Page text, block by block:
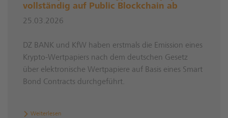
vollständig auf Public Blockchain ab
25.03.2026
DZ BANK und KfW haben erstmals die Emission eines
Krypto-Wertpapiers nach dem deutschen Gesetz
über elektronische Wertpapiere auf Basis eines Smart
Bond Contracts durchgeführt.
Weiterlesen